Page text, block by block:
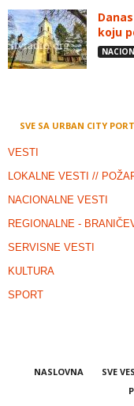
koju
SVE SA URBAN CITY
VESTI
LOKALNE VESTI //
NACIONALNE VESTI
REGIONALNE -
SERVISNE VESTI
KULTURA
SPORT
NASLOVNA SVE